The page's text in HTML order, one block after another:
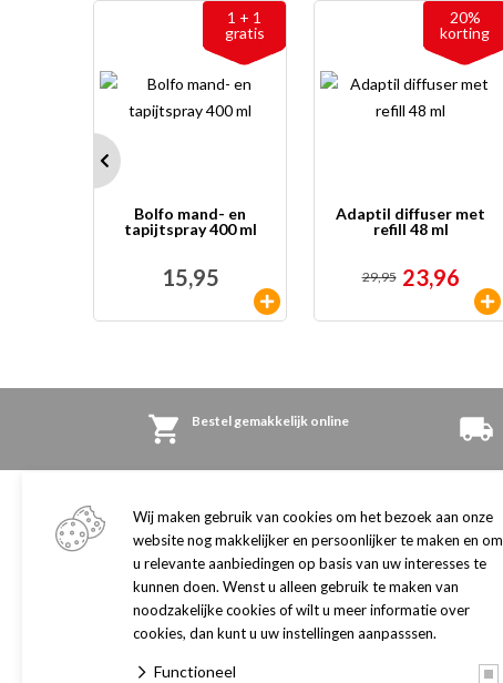
1 + 1
gratis
Bolfo mand- en
tapijtspray 400 ml
15,95
20%
korting
Adaptil diffuser met
refill 48 ml
29,95 23,96
Bestel gemakkelijk online
Winkel
Adres en openingstijden
Onze winkel
Gezondheidsadviescentrum
Klantenpas
Merken
Verzorgingsgebied
Klantenservice
Algemene informatie
Retourneren
Herroepingsrecht
Contact
Wij maken gebruik van cookies om het bezoek aan onze
website nog makkelijker en persoonlijker te maken en om
u relevante aanbiedingen op basis van uw interesses te
kunnen doen. Wenst u alleen gebruik te maken van
noodzakelijke cookies of wilt u meer informatie over
cookies, dan kunt u uw instellingen aanpasssen.
Functioneel